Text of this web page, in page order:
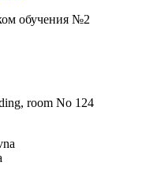
обучения №2
room No 124